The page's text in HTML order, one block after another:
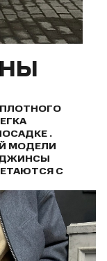
.
МОДЕЛИ
ДЖИНСЫ
С